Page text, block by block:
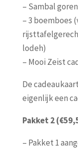
– Sambal
– 3 boemboes
lodeh)
– Mooi Zeist
De
eigenlijk een
Pakket 2
– Pakket 1